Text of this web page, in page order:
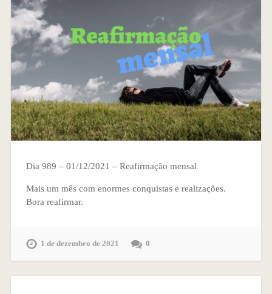
Dia 989 – 01/12/2021 – Reafirmação mensal
Mais um mês com enormes conquistas e realizações.
Bora reafirmar.
1 de dezembro de 2021 0